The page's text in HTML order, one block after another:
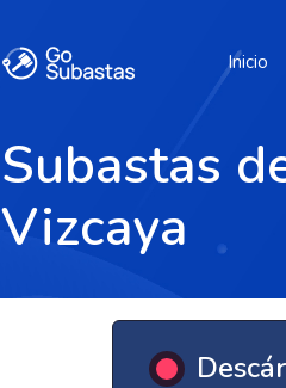
Inicio
Subastas
Vizcaya